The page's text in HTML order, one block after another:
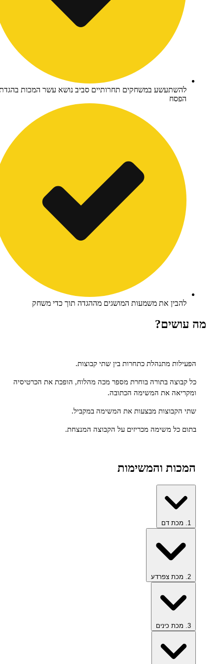
במשחקים תחרותיים סביב נושא עשר המכות בהגדת
את משמעות המושגים מההגדה תוך כדי משחק
מתנהלת כתחרות בין שתי קבוצות.
בתורה בוחרת מספר מכה מהלוח, הופכת את הכרטיסיה
את המשימה הכתובה.
הקבוצות מבצעות את המשימה במקביל.
כל משימה מכריזים על הקבוצה המנצחת.
והמשימות